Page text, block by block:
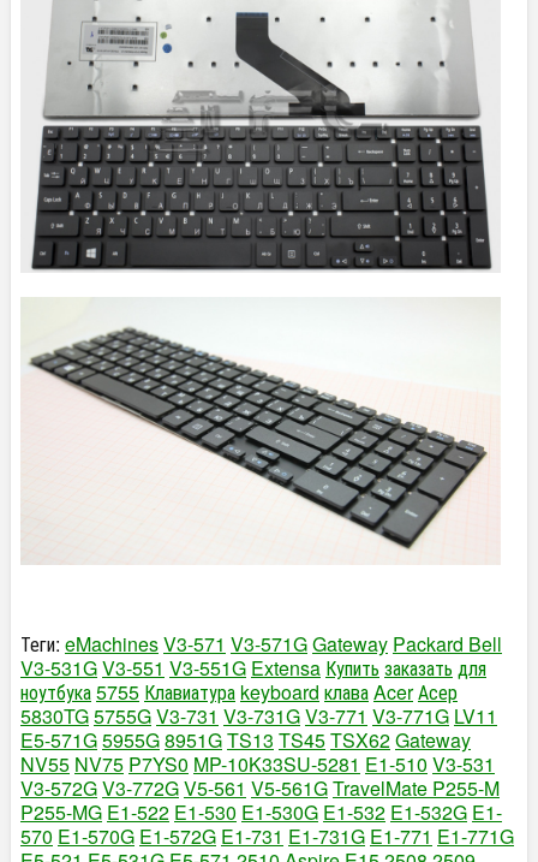
Теги: eMachinesV3-571 V3-571GGateway Packard Bell
V3-531GV3-551 V3-551G Extensa Купить заказать для
ноутбука5755 Клавиатура keyboard клаваAcerАсер
5830TG5755GV3-731 V3-731GV3-771 V3-771G LV11
E5-571G5955G8951GTS13 TS45TSX62Gateway
NV55 NV75 P7YS0 MP-10K33SU-5281 E1-510 V3-531
V3-572GV3-772GV5-561 V5-561GTravelMate P255-M
P255-MG E1-522 E1-530 E1-530G E1-532 E1-532G E1-
570 E1-570G E1-572G E1-731 E1-731G E1-771 E1-771G